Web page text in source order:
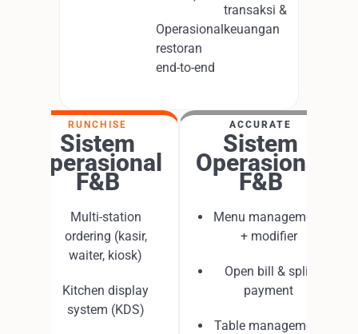
Operasional
restoran
end-to-end
transaksi &
keuangan
RUNCHISE
Sistem
Operasional
F&B
Multi-station
ordering (kasir,
waiter, kiosk)
Kitchen display
system (KDS)
ACCURATE
Sistem
Operasional
F&B
Menu management
+ modifier
Open bill & split
payment
Table management